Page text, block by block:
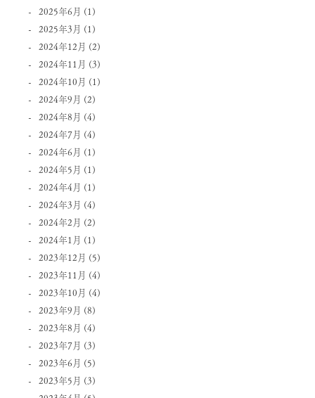
2025年6月 (1)
2025年3月 (1)
2024年12月 (2)
2024年11月 (3)
2024年10月 (1)
2024年9月 (2)
2024年8月 (4)
2024年7月 (4)
2024年6月 (1)
2024年5月 (1)
2024年4月 (1)
2024年3月 (4)
2024年2月 (2)
2024年1月 (1)
2023年12月 (5)
2023年11月 (4)
2023年10月 (4)
2023年9月 (8)
2023年8月 (4)
2023年7月 (3)
2023年6月 (5)
2023年5月 (3)